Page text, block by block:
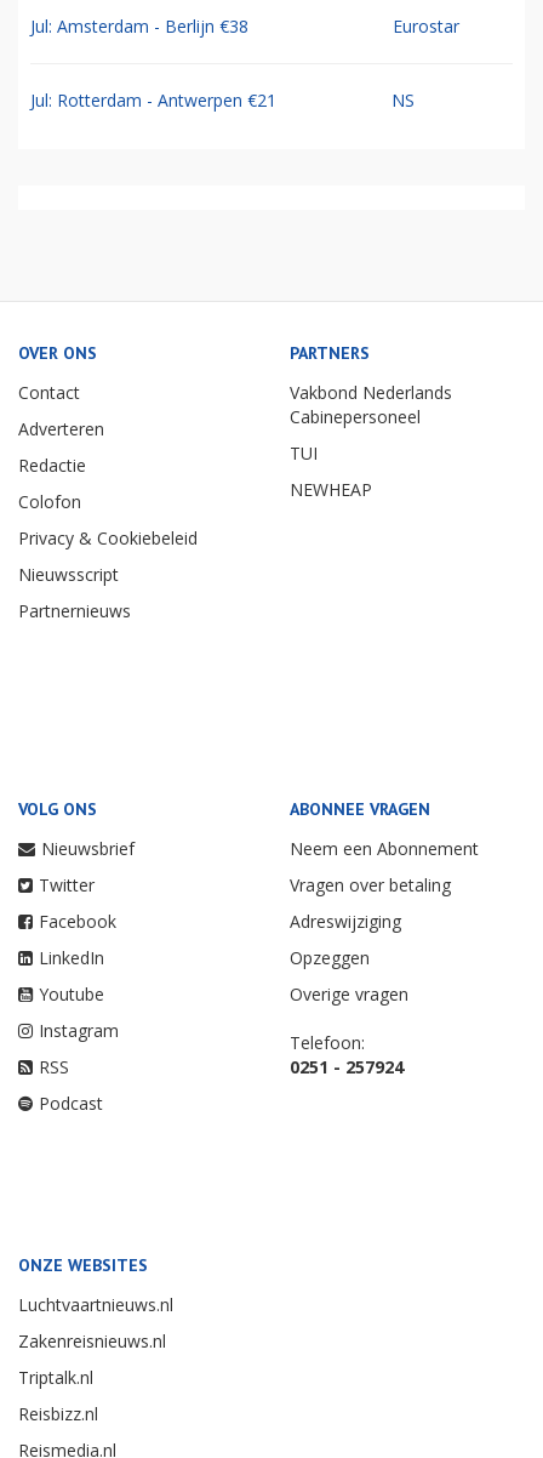
Jul: Amsterdam - Berlijn €38 Eurostar
Jul: Rotterdam - Antwerpen €21 NS
OVER ONS
Contact
Adverteren
Redactie
Colofon
Privacy & Cookiebeleid
Nieuwsscript
Partnernieuws
PARTNERS
Vakbond Nederlands
Cabinepersoneel
TUI
NEWHEAP
VOLG ONS
Nieuwsbrief
Twitter
Facebook
LinkedIn
Youtube
Instagram
RSS
Podcast
ABONNEE VRAGEN
Neem een Abonnement
Vragen over betaling
Adreswijziging
Opzeggen
Overige vragen
Telefoon:
0251 - 257924
ONZE WEBSITES
Luchtvaartnieuws.nl
Zakenreisnieuws.nl
Triptalk.nl
Reisbizz.nl
Reismedia.nl